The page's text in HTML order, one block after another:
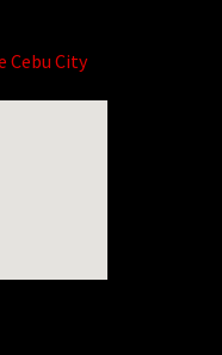
Cebu City